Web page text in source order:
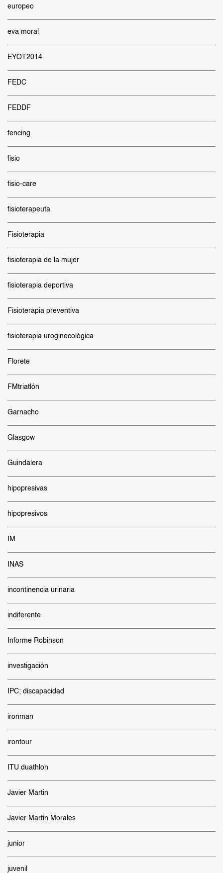
europeo
eva moral
EYOT2014
FEDC
FEDDF
fencing
fisio
fisio-care
fisioterapeuta
Fisioterapia
fisioterapia de la mujer
fisioterapia deportiva
Fisioterapia preventiva
fisioterapia uroginecológica
Florete
FMtriatlón
Garnacho
Glasgow
Guindalera
hipopresivas
hipopresivos
IM
INAS
incontinencia urinaria
indiferente
Informe Robinson
investigación
IPC; discapacidad
ironman
irontour
ITU duathlon
Javier Martin
Javier Martin Morales
junior
juvenil